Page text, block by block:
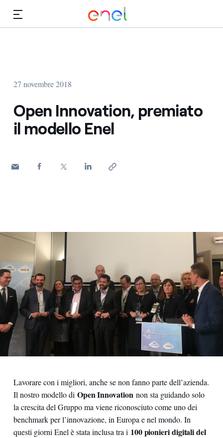
27 novembre 2018
Open Innovation, premiato
il modello Enel
Lavorare con i migliori, anche se non fanno parte dell’azienda.
Il nostro modello di Open Innovation non sta guidando solo
la crescita del Gruppo ma viene riconosciuto come uno dei
benchmark per l’innovazione, in Europa e nel mondo. In
questi giorni Enel è stata inclusa tra i 100 pionieri digitali del